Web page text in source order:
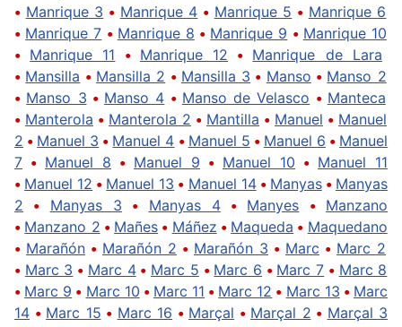
• Manrique 3 • Manrique 4 • Manrique 5 • Manrique 6
• Manrique 7 • Manrique 8 • Manrique 9 • Manrique 10
• Manrique 11 • Manrique 12 • Manrique de Lara
• Mansilla • Mansilla 2 • Mansilla 3 • Manso • Manso 2
• Manso 3 • Manso 4 • Manso de Velasco • Manteca
• Manterola • Manterola 2 • Mantilla • Manuel • Manuel
2 • Manuel 3 • Manuel 4 • Manuel 5 • Manuel 6 • Manuel
7 • Manuel 8 • Manuel 9 • Manuel 10 • Manuel 11
• Manuel 12 • Manuel 13 • Manuel 14• Manyas• Manyas
2 • Manyas 3 • Manyas 4• Manyes • Manzano
• Manzano 2 • Mañes • Máñez • Maqueda • Maquedano
• Marañón • Marañón 2 • Marañón 3 • Marc • Marc 2
• Marc 3 • Marc 4• Marc 5 • Marc 6 • Marc 7 • Marc 8
• Marc 9 • Marc 10 • Marc 11 • Marc 12 • Marc 13 • Marc
14 • Marc 15 • Marc 16 • Marçal • Marçal 2 • Marçal 3